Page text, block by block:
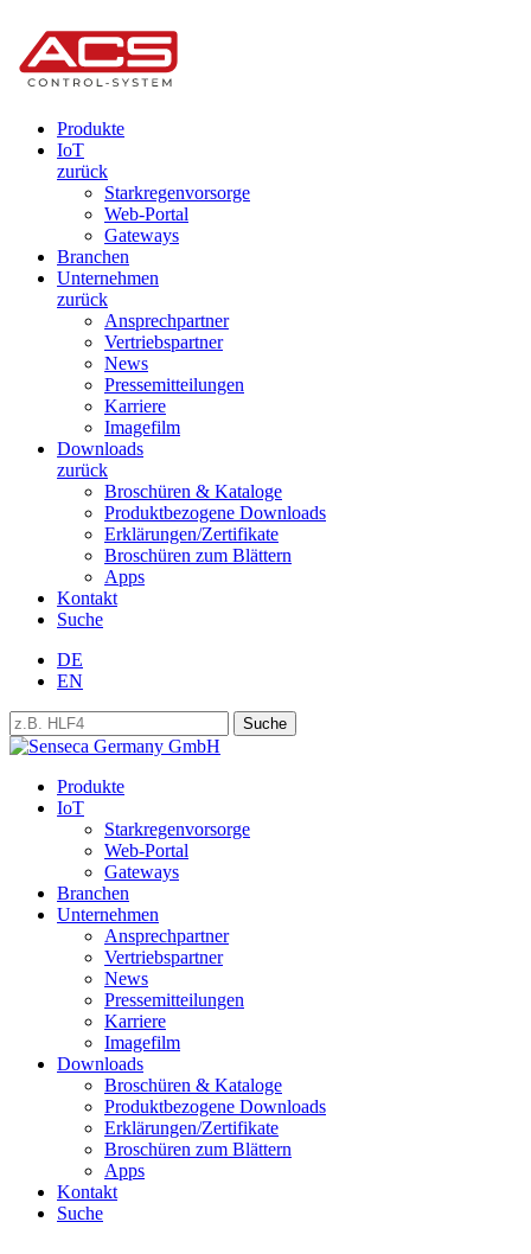
Produkte
IoT
zurück
Starkregenvorsorge
Web-Portal
Gateways
Branchen
Unternehmen
zurück
Ansprechpartner
Vertriebspartner
News
Pressemitteilungen
Karriere
Imagefilm
Downloads
zurück
Broschüren & Kataloge
Produktbezogene Downloads
Erklärungen/Zertifikate
Broschüren zum Blättern
Apps
Kontakt
Suche
DE
EN
Produkte
IoT
Starkregenvorsorge
Web-Portal
Gateways
Branchen
Unternehmen
Ansprechpartner
Vertriebspartner
News
Pressemitteilungen
Karriere
Imagefilm
Downloads
Broschüren & Kataloge
Produktbezogene Downloads
Erklärungen/Zertifikate
Broschüren zum Blättern
Apps
Kontakt
Suche